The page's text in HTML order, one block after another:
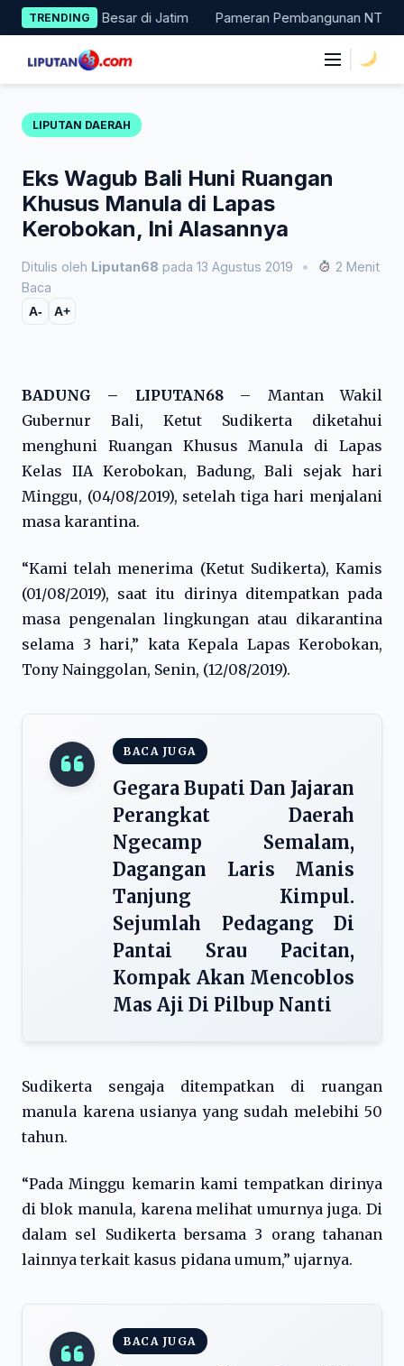
Skip
to
content
TRENDING
Masuk 11 Besar di Jatim Pameran Pembangunan NTT
LIPUTAN DAERAH
Eks Wagub Bali Huni Ruangan
Khusus Manula di Lapas
Kerobokan, Ini Alasannya
Ditulis oleh Liputan68 pada 13 Agustus 2019 •
2 Menit
Baca
A- A+
BADUNG – LIPUTAN68– Mantan Wakil
Gubernur Bali, Ketut Sudikerta diketahui
menghuni Ruangan Khusus Manula di Lapas
Kelas IIA Kerobokan, Badung, Bali sejak hari
Minggu, (04/08/2019), setelah tiga hari menjalani
masa karantina.
“Kami telah menerima (Ketut Sudikerta), Kamis
(01/08/2019), saat itu dirinya ditempatkan pada
masa pengenalan lingkungan atau dikarantina
selama 3 hari,” kata Kepala Lapas Kerobokan,
Tony Nainggolan, Senin, (12/08/2019).
BACA JUGA
Gegara Bupati Dan Jajaran
Perangkat Daerah
Ngecamp Semalam,
Dagangan Laris Manis
Tanjung Kimpul.
Sejumlah Pedagang Di
Pantai Srau Pacitan,
Kompak Akan Mencoblos
Mas Aji Di Pilbup Nanti
Sudikerta sengaja ditempatkan di ruangan
manula karena usianya yang sudah melebihi 50
tahun.
“Pada Minggu kemarin kami tempatkan dirinya
di blok manula, karena melihat umurnya juga. Di
dalam sel Sudikerta bersama 3 orang tahanan
lainnya terkait kasus pidana umum,” ujarnya.
BACA JUGA